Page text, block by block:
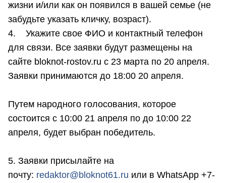
жизни и/или как он появился в вашей семье (не
забудьте указать кличку, возраст).
4. Укажите свое ФИО и контактный телефон
для связи. Все заявки будут размещены на
сайте bloknot-rostov.ru с 23 марта по 20 апреля.
Заявки принимаются до 18:00 20 апреля.
Путем народного голосования, которое
состоится с 10:00 21 апреля по до 10:00 22
апреля, будет выбран победитель.
5. Заявки присылайте на
почту: redaktor@bloknot61.ru или в WhatsApp +7-